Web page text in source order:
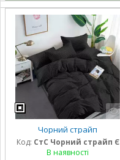
Чорний страйп
Код: СтС Чорний страйп Є
В наявності